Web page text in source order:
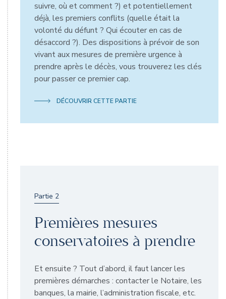
suivre, où et comment ?) et potentiellement
déjà, les premiers conflits (quelle était la
volonté du défunt ? Qui écouter en cas de
désaccord ?). Des dispositions à prévoir de son
vivant aux mesures de première urgence à
prendre après le décès, vous trouverez les clés
pour passer ce premier cap.
DÉCOUVRIR CETTE PARTIE
Partie 2
Premières mesures
conservatoires à prendre
Et ensuite ? Tout d’abord, il faut lancer les
premières démarches : contacter le Notaire, les
banques, la mairie, l’administration fiscale, etc.